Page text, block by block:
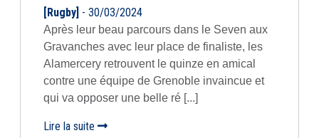
[Rugby] - 30/03/2024
Après leur beau parcours dans le Seven aux
Gravanches avec leur place de finaliste, les
Alamercery retrouvent le quinze en amical
contre une équipe de Grenoble invaincue et
qui va opposer une belle ré [...]
Lire la suite